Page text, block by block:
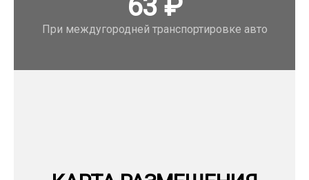
63₽
При междугородней транспортировке авто